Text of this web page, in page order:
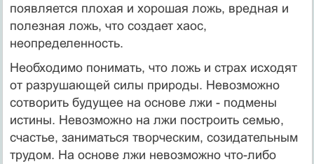
появляется плохая и хорошая ложь, вредная и
полезная ложь, что создает хаос,
неопределенность.
Необходимо понимать, что ложь и страх исходят
от разрушающей силы природы. Невозможно
сотворить будущее на основе лжи - подмены
истины. Невозможно на лжи построить семью,
счастье, заниматься творческим, созидательным
трудом. На основе лжи невозможно что-либо